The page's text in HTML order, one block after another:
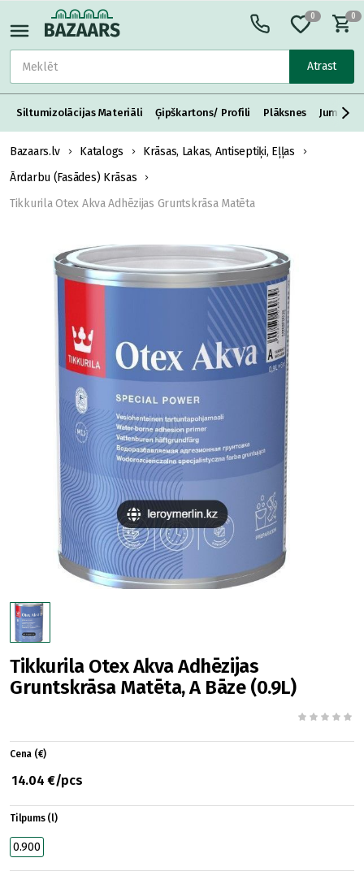
Atrast
0 0
Siltumizolācijas Materiāli Ģipškartons/ Profili Plāksnes Jumta
Bazaars.lv Katalogs
Krāsas, Lakas, Antiseptiķi, Eļļas
Ārdarbu (Fasādes) Krāsas
Tikkurila Otex Akva Adhēzijas Gruntskrāsa Matēta
Tikkurila Otex Akva Adhēzijas
Gruntskrāsa Matēta, A Bāze (0.9L)
Cena (€)
14.04 €/pcs
Tilpums (l)
0.900